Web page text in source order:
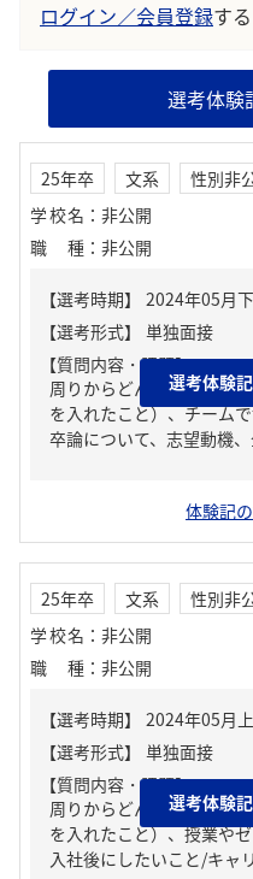
ログイン／会員登録す
選考体験
25年卒 文系
性別非
学校名 ： 非公開
職種 ： 非公開
【質問内容・課題】
周りからどんな人といわ
を入れたこと）、チーム
卒論について、志望動機
選考体験
体験記
25年卒 文系
性別非
学校名 ： 非公開
職種 ： 非公開
【質問内容・課題】
周りからどんな人といわ
を入れたこと）、授業や
入社後にしたいこと/キャ
選考体験